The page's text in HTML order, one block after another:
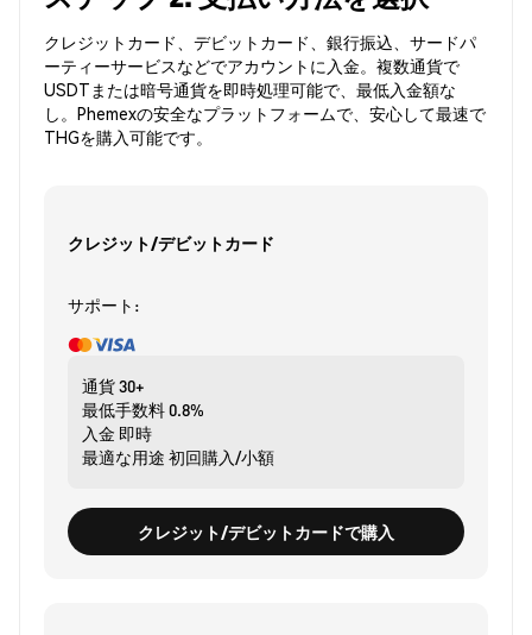
クレジットカード、デビットカード、銀行振込、サードパ
ーティーサービスなどでアカウントに入金。複数通貨で
USDTまたは暗号通貨を即時処理可能で、最低入金額な
し。Phemexの安全なプラットフォームで、安心して最速で
THGを購入可能です。
クレジット/デビットカード
サポート:
通貨30+
最低手数料0.8%
入金 即時
最適な用途 初回購入/小額
クレジット/デビットカードで購入